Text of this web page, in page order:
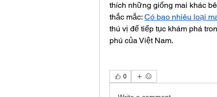
thích những giống mai khác
thắc mắc: Có bao nhiêu loại
thú vị để tiếp tục khám phá
phú của Việt Nam.
0